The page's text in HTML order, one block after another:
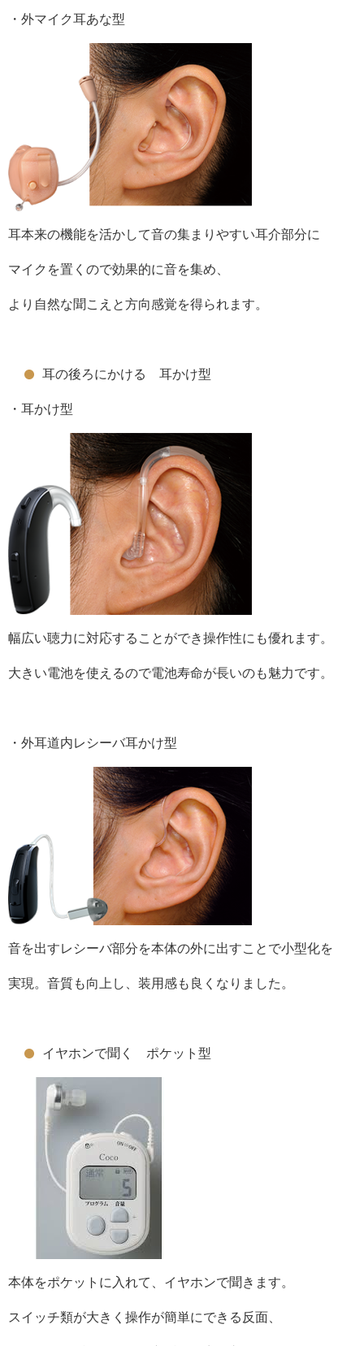
・外マイク耳あな型
耳本来の機能を活かして音の集まりやすい耳介部分に
マイクを置くので効果的に音を集め、
より自然な聞こえと方向感覚を得られます。
耳の後ろにかける 耳かけ型
・耳かけ型
幅広い聴力に対応することができ操作性にも優れます。
大きい電池を使えるので電池寿命が長いのも魅力です。
・外耳道内レシーバ耳かけ型
音を出すレシーバ部分を本体の外に出すことで小型化を
実現。音質も向上し、装用感も良くなりました。
イヤホンで聞く ポケット型
本体をポケットに入れて、イヤホンで聞きます。
スイッチ類が大きく操作が簡単にできる反面、